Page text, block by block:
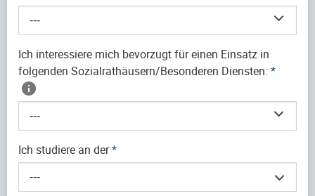
---
Ich interessiere mich bevorzugt für einen Einsatz in
folgenden Sozialrathäusern/Besonderen Diensten: *
---
Ich studiere an der*
---